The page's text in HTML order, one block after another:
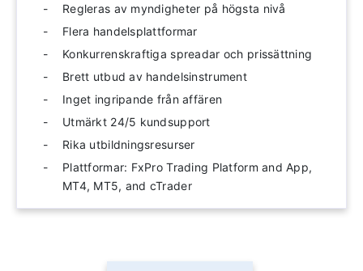
Regleras av myndigheter på högsta nivå
Flera handelsplattformar
Konkurrenskraftiga spreadar och prissättning
Brett utbud av handelsinstrument
Inget ingripande från affären
Utmärkt 24/5 kundsupport
Rika utbildningsresurser
Plattformar: FxPro Trading Platform and App,
MT4, MT5, and cTrader